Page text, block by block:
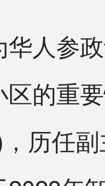
参政
区的重
，历任